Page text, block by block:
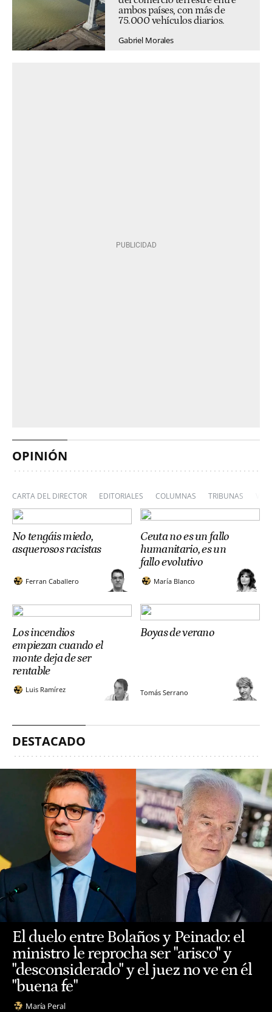
ambos países, con más de
75.000 vehículos diarios.
Gabriel Morales
OPINIÓN
CARTA DEL DIRECTOR EDITORIALES COLUMNAS TRIBUNAS
No tengáis miedo,
asquerosos racistas
Ferran Caballero
Ceuta no es un fallo
humanitario, es un
fallo evolutivo
María Blanco
Los incendios
empiezan cuando el
monte deja de ser
rentable
Luis Ramírez
Boyas de verano
Tomás Serrano
DESTACADO
El duelo entre Bolaños y Peinado: el
ministro le reprocha ser "arisco" y
"desconsiderado" y el juez no ve en él
"buena fe"
María Peral